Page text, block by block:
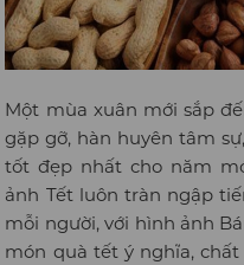
Một mùa xuân mới sắp
gặp gỡ, hàn huyên tâm
tốt đẹp nhất cho năm
ảnh Tết luôn tràn ngập
mỗi người, với hình ảnh
món quà tết ý nghĩa,